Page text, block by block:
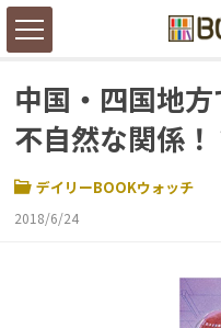
中国・四国地
不自然な関係！
デイリーBOOKウォッチ
2018/6/24